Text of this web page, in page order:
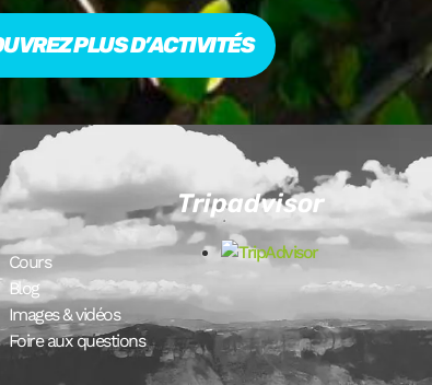
PLUS D’ACTIVITÉS
Cours
Blog
Images & vidéos
Foire aux questions
Tripadvisor